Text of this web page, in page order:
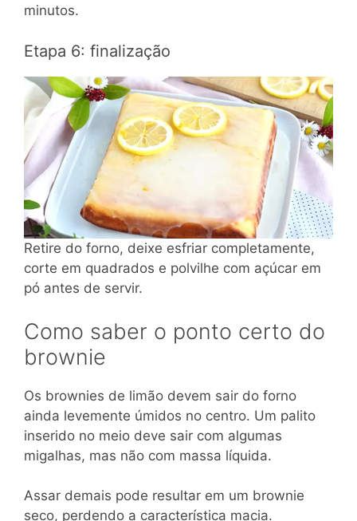
minutos.
Etapa 6: finalização
Retire do forno, deixe esfriar completamente,
corte em quadrados e polvilhe com açúcar em
pó antes de servir.
Como saber o ponto certo do
brownie
Os brownies de limão devem sair do forno
ainda levemente úmidos no centro. Um palito
inserido no meio deve sair com algumas
migalhas, mas não com massa líquida.
Assar demais pode resultar em um brownie
seco, perdendo a característica macia.